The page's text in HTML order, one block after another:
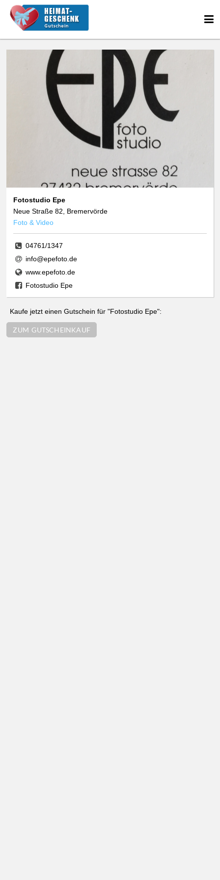
Fotostudio Epe
Neue Straße 82, Bremervörde
Foto & Video
04761/1347
info@epefoto.de
www.epefoto.de
Fotostudio Epe
Kaufe jetzt einen Gutschein für "Fotostudio Epe":
ZUM GUTSCHEINKAUF
We use cookies